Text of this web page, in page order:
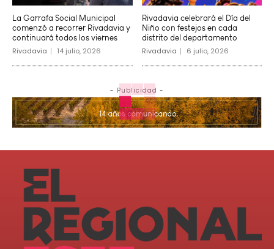
La Garrafa Social Municipal
comenzó a recorrer Rivadavia y
continuará todos los viernes
Rivadavia 14 julio, 2026
Rivadavia celebrará el Día del
Niño con festejos en cada
distrito del departamento
Rivadavia 6 julio, 2026
- Publicidad -